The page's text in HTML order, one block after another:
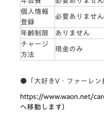
個人情報
登録
必要ありません
年齢制限
ありません
チャージ
方法
現金のみ
●「大好きV・ファーレン
https://www.waon.net/
へ移動します）